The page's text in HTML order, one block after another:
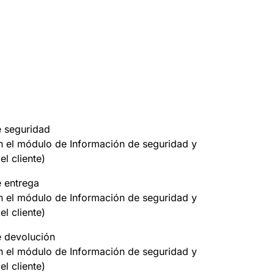
seguridad
el módulo de Información de seguridad y
cliente)
entrega
el módulo de Información de seguridad y
cliente)
devolución
el módulo de Información de seguridad y
cliente)